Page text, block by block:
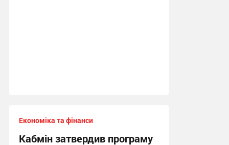
Економіка та фінанси
Кабмін затвердив програму